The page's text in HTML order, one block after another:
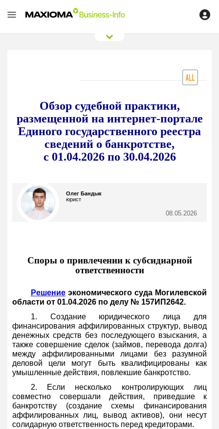
Обзор судебной практики,
размещенной на интернет-портале
Единого государственного реестра
сведений о банкротстве,
с 01.04.2026 по 30.04.2026
Олег Бандык
юрист
08.05.2026
Споры о привлечении к субсидиарной
ответственности
Решениеэкономического суда Могилевской
области от 01.04.2026 по делу № 157ИП2642.
1. Создание юридического лица для
финансирования аффилированных структур, вывод
денежных средств без последующего взыскания, а
также совершение сделок (займов, перевода долга)
между аффилированными лицами без разумной
деловой цели могут быть квалифицированы как
умышленные действия, повлекшие банкротство.
2. Если несколько контролирующих лиц
совместно совершали действия, приведшие к
банкротству (создание схемы финансирования
аффилированных лиц, вывод активов), они несут
солидарную ответственность перед кредиторами.